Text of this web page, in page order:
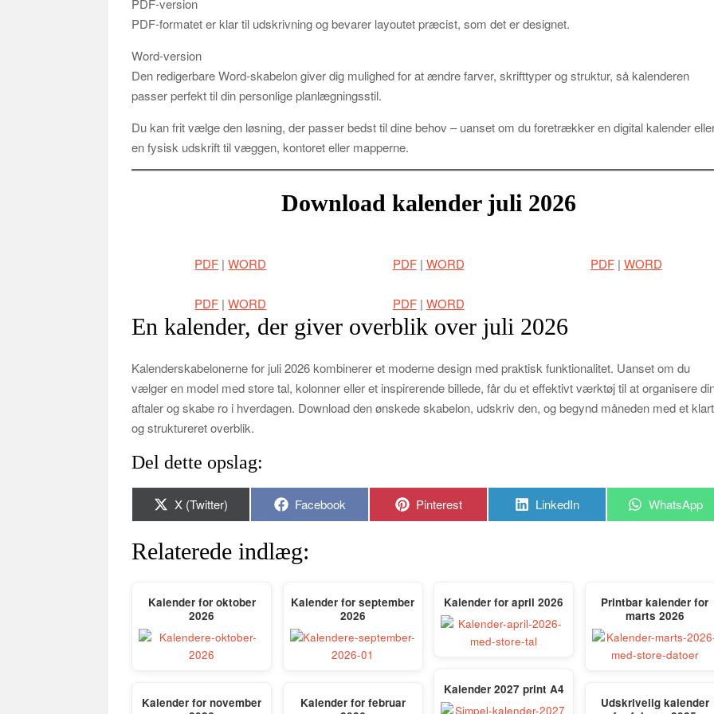
PDF‑version
PDF‑formatet er klar til udskrivning og bevarer layoutet præcist, som det er designet.
Word‑version
Den redigerbare Word‑skabelon giver dig mulighed for at ændre farver, skrifttyper og struktur, så kalenderen
passer perfekt til din personlige planlægningsstil.
Du kan frit vælge den løsning, der passer bedst til dine behov – uanset om du foretrækker en digital kalender
en fysisk udskrift til væggen, kontoret eller mapperne.
Download kalender juli 2026
PDF |WORD PDF| WORD PDF| WORD
PDF |WORD PDF| WORD
En kalender, der giver overblik over juli 2026
Kalenderskabelonerne for juli 2026 kombinerer et moderne design med praktisk funktionalitet. Uanset om du
vælger en model med store tal, kolonner eller et inspirerende billede, får du et effektivt værktøj til at organisere
aftaler og skabe ro i hverdagen. Download den ønskede skabelon, udskriv den, og begynd måneden med et klart
og struktureret overblik.
Del dette opslag:
Share
X (Twitter) Share
Facebook Share
Pinterest Share
LinkedIn Share
WhatsApp
Relaterede indlæg:
Kalender for oktober
2026
Kalender for november
Kalender for september
2026
Kalender for februar
Kalender for april 2026
Kalender 2027 print A4
Printbar kalender for
marts 2026
Udskrivelig kalender